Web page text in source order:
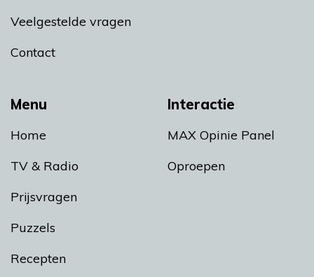
Menu
Home
TV & Radio
Prijsvragen
Puzzels
Recepten
Interactie
MAX Opinie Panel
Oproepen
Veelgestelde vragen
Contact